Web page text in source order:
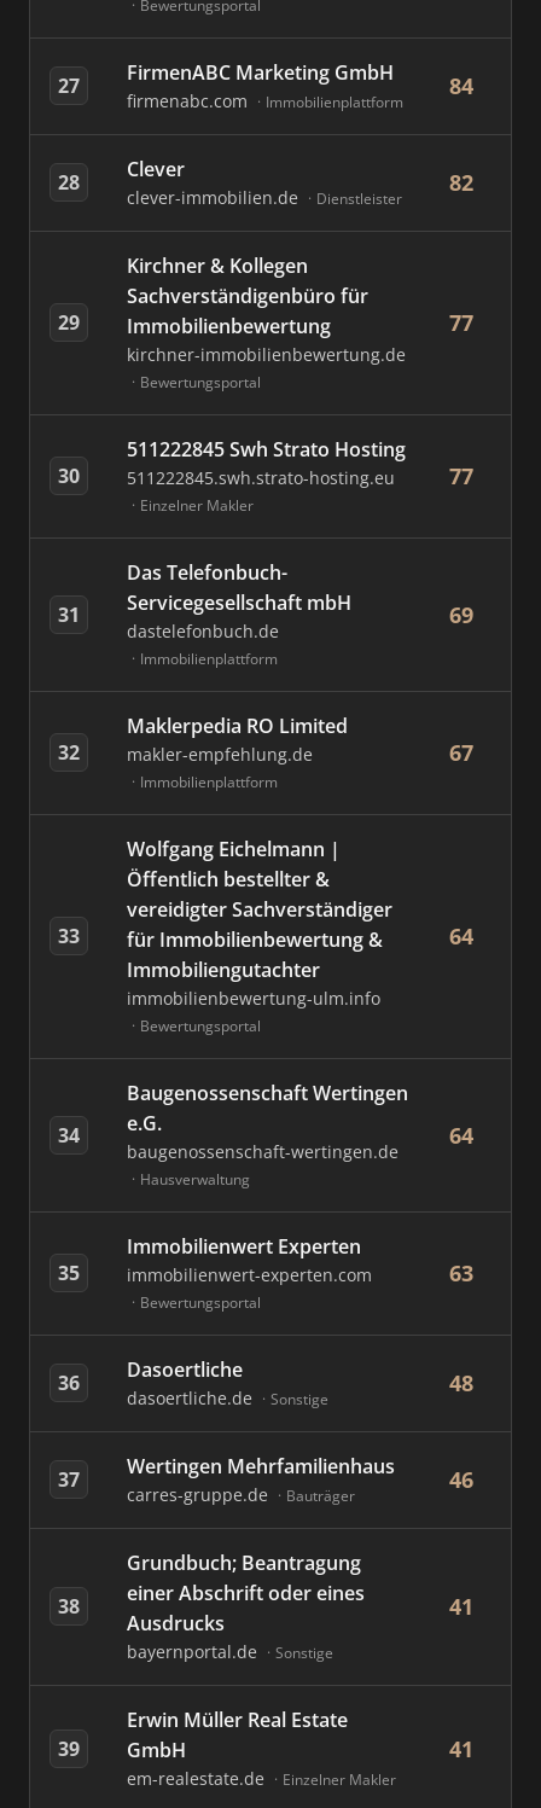
Bewertungsportal
27 FirmenABC Marketing GmbH
firmenabc.com Immobilienplattform
84
28 Clever
clever-immobilien.de Dienstleister
82
29
Kirchner & Kollegen
Sachverständigenbüro für
Immobilienbewertung
kirchner-immobilienbewertung.de
Bewertungsportal
77
30
511222845 Swh Strato Hosting
511222845.swh.strato-hosting.eu
Einzelner Makler
77
31
Das Telefonbuch-
Servicegesellschaft mbH
dastelefonbuch.de
Immobilienplattform
69
32
Maklerpedia RO Limited
makler-empfehlung.de
Immobilienplattform
67
33
Wolfgang Eichelmann |
Öffentlich bestellter &
vereidigter Sachverständiger
für Immobilienbewertung &
Immobiliengutachter
immobilienbewertung-ulm.info
Bewertungsportal
64
34
Baugenossenschaft Wertingen
e.G.
baugenossenschaft-wertingen.de
Hausverwaltung
64
35
Immobilienwert Experten
immobilienwert-experten.com
Bewertungsportal
63
36 Dasoertliche
dasoertliche.de Sonstige
48
37 Wertingen Mehrfamilienhaus
carres-gruppe.de Bauträger
46
38
Grundbuch; Beantragung
einer Abschrift oder eines
Ausdrucks
bayernportal.de Sonstige
41
39
Erwin Müller Real Estate
GmbH
em-realestate.de Einzelner Makler
41